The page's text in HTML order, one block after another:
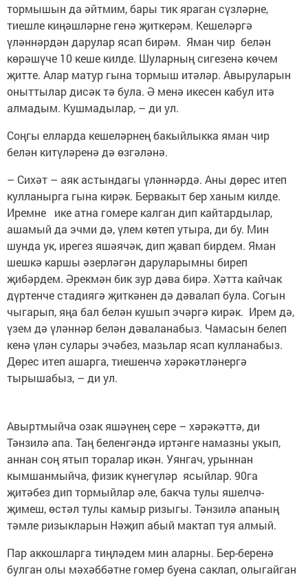
тормышын да әйтмим, бары тик яраган сүзләрне,
тиешле киңәшләрне генә җиткерәм. Кешеләргә
үләннәрдән дарулар ясап бирәм. Яман чир белән
көрәшүче 10 кеше килде. Шуларның сигезенә көчем
җитте. Алар матур гына тормыш итәләр. Авыруларын
оныттылар дисәк тә була. Ә менә икесен кабул итә
алмадым. Кушмадылар, – ди ул.
Соңгы елларда кешеләрнең бакыйлыкка яман чир
белән китүләренә дә өзгәләнә.
– Сихәт – аяк астындагы үләннәрдә. Аны дөрес итеп
кулланырга гына кирәк. Бервакыт бер ханым килде.
Иремне ике атна гомере калган дип кайтардылар,
ашамый да эчми дә, үлем көтеп утыра, ди бу. Мин
шунда ук, ирегез яшәячәк, дип җавап бирдем. Яман
шешкә каршы әзерләгән даруларымны биреп
җибәрдем. Әрекмән бик зур дәва бирә. Хәтта кайчак
дүртенче стадиягә җиткәнен дә дәвалап була. Согын
чыгарып, яңа бал белән кушып эчәргә кирәк. Ирем дә,
үзем дә үләннәр белән дәваланабыз. Чамасын белеп
кенә үлән сулары эчәбез, мазьлар ясап кулланабыз.
Дөрес итеп ашарга, тиешенчә хәрәкәтләнергә
тырышабыз, – ди ул.
Авыртмыйча озак яшәүнең сере – хәрәкәттә, ди
Тәнзилә апа. Таң беленгәндә иртәнге намазны укып,
аннан соң ятып торалар икән. Уянгач, урыннан
кымшанмыйча, физик күнегүләр ясыйлар. 90га
җитәбез дип тормыйлар әле, бакча тулы яшелчә-
җимеш, өстәл тулы камыр ризыгы. Тәнзилә апаның
тәмле ризыкларын Нәҗип абый мактап туя алмый.
Пар аккошларга тиңләдем мин аларны. Бер-беренә
булган олы мәхәббәтне гомер буена саклап, олыгайган